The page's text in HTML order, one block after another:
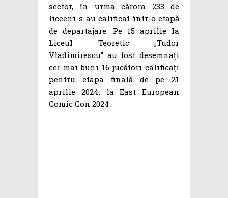
sector, în urma cărora 233 de
liceeni s-au calificat într-o etapă
de departajare. Pe 15 aprilie la
Liceul Teoretic „Tudor
Vladimirescu” au fost desemnați
cei mai buni 16 jucători calificați
pentru etapa finală de pe 21
aprilie 2024, la East European
Comic Con 2024.